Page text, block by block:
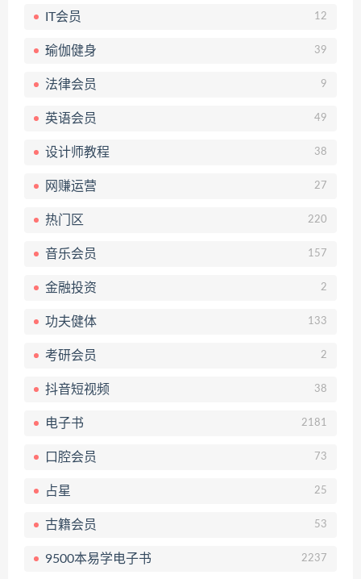
IT会员 12
瑜伽健身 39
法律会员 9
英语会员 49
设计师教程 38
网赚运营 27
热门区 220
音乐会员 157
金融投资 2
功夫健体 133
考研会员 2
抖音短视频 38
电子书 2181
口腔会员 73
占星 25
古籍会员 53
9500本易学电子书 2237